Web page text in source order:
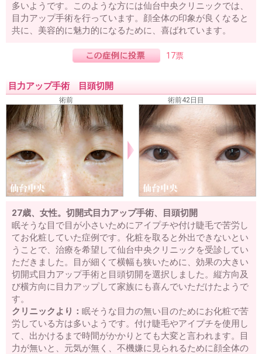
多いようです。このような方には仙台中央クリニックでは、
目力アップ手術を行っています。顔全体の印象が良くなると
共に、美容的に魅力的になるために、喜ばれています。
17票
目力アップ手術 目頭切開
術前 術前42日目
27歳、女性。切開式目力アップ手術、目頭切開
眠そうな目で目が小さいためにアイプチや付け睫毛で苦労し
てお化粧していた症例です。化粧を取ると外出できないとい
うことで、治療を希望して仙台中央クリニックを受診してい
ただきました。目が細くて横幅も狭いために、効果の大きい
切開式目力アップ手術と目頭切開を選択しました。縦方向及
び横方向に目力アップして家族にも喜んでいただけたようで
す。
クリニックより： 眠そうな目力の無い目のためにお化粧で苦
労している方は多いようです。付け睫毛やアイプチを使用し
て、出かけるまで時間がかかりとても大変と言われます。目
力が無いと、元気が無く、不機嫌に見られるために顔全体の